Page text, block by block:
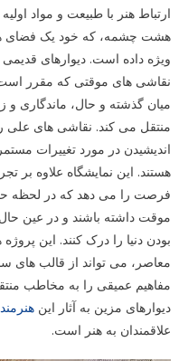
ارتباط هنر با طبیعت و مواد
هشت چشمه، که خود یک فضای
ویژه داده است. دیوارهای
نقاشی های موقتی که مقرر است
میان گذشته و حال، ماندگاری و
منتقل می کند. نقاشی های
اندیشیدن در مورد تغییرات
هستند. این نمایشگاه علاوه بر
فرصت را می دهد که در لحظه
موقت داشته باشند و در عین
بودن دنیا را درک کنند. این
معاصر، می تواند از قالب های
مفاهیم عمیقی را به مخاطب
دیوارهای مزین به آثار این هنرمند
علاقمندان به هنر است.